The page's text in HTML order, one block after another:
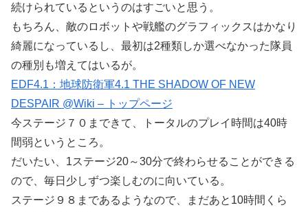
続けられているというのはすごいと思う。
もちろん、敵のロボットや戦艦のグラフィックスはかなり
綺麗になっているし、最初は2種類しか選べなかった隊員
の種別も増えてはいるが。
EDF4.1：地球防衛軍4.1 THE SHADOW OF NEW
DESPAIR @Wiki – トップページ
今ステージ７０まできて、トータルのプレイ時間は40時
間弱というところ。
だいたい、1ステージ20～30分で終わらせることができる
ので、毎日少しずつ楽しむのに向いている。
ステージ９８まであるようなので、まだあと10時間くら